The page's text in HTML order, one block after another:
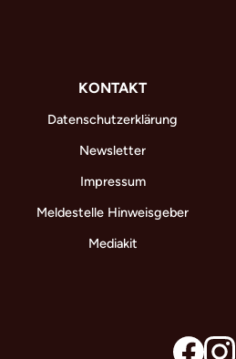
KONTAKT
Datenschutzerklärung
Newsletter
Impressum
Meldestelle Hinweisgeber
Mediakit